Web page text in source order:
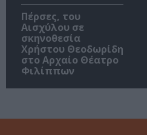
Πέρσες, του
Αισχύλου σε
σκηνοθεσία
Χρήστου Θεοδωρίδη
στο Αρχαίο Θέατρο
Φιλίππων